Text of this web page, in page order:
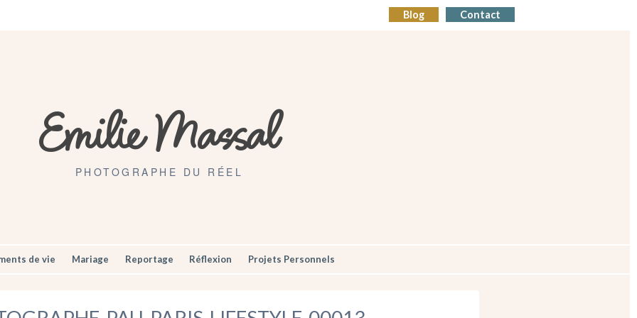
Contact
Blog
Emilie Massal
PHOTOGRAPHE DU RÉEL
de vie Mariage Reportage Réflexion Projets Personnels